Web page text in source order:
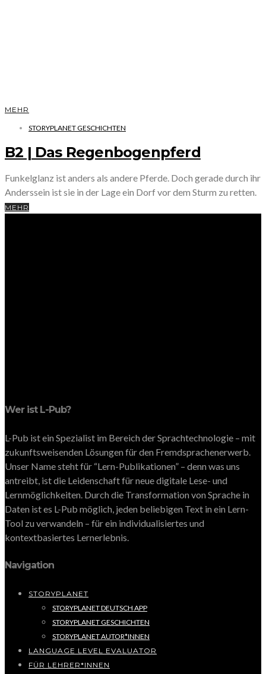
MEHR
STORYPLANET GESCHICHTEN
B2 | Das Regenbogenpferd
Funkelglanz ist anders als andere Pferde. Doch gerade durch ihr
Anderssein ist sie in der Lage ein Dorf vor dem Sturm zu retten.
MEHR
Wer ist L-Pub?
L-Pub ist ein Spezialist im Bereich der Sprachtechnologie – mit
zukunftsweisenden Lösungen für den Fremdsprachenerwerb.
Unser Name steht für “Lern-Publikationen” – denn was uns
antreibt, ist die Leidenschaft für neue digitale Lese- und
Lernmöglichkeiten. Durch die Transformation von Sprache in
Daten ist es L-Pub möglich, jeden beliebigen Text in ein Lern-
Tool zu verwandeln – für ein individualisiertes und
kontextbasiertes Lernerlebnis.
Navigation
STORYPLANET
STORYPLANET DEUTSCH APP
STORYPLANET GESCHICHTEN
STORYPLANET AUTOR*INNEN
LANGUAGE LEVEL EVALUATOR
FÜR LEHRER*INNEN